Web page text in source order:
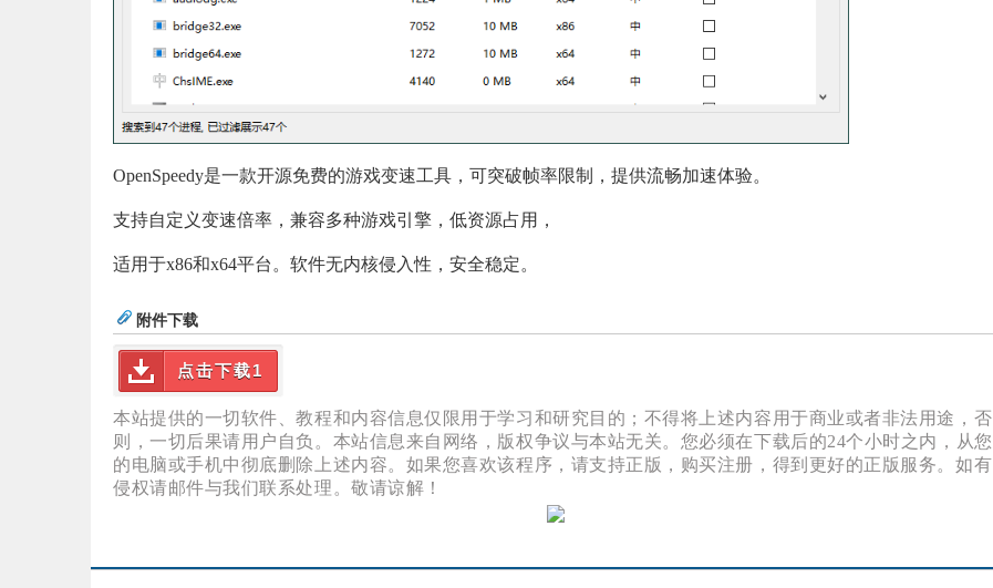
OpenSpeedy是一款开源免费的游戏变速工具，可突破帧率限制，提供流畅加速体验。
支持自定义变速倍率，兼容多种游戏引擎，低资源占用，
适用于x86和x64平台。软件无内核侵入性，安全稳定。
附件下载
点击下载1
本站提供的一切软件、教程和内容信息仅限用于学习和研究目的；不得将上述内容用于商业或者非法用途，否
则，一切后果请用户自负。本站信息来自网络，版权争议与本站无关。您必须在下载后的24个小时之内，从您
的电脑或手机中彻底删除上述内容。如果您喜欢该程序，请支持正版，购买注册，得到更好的正版服务。如有
侵权请邮件与我们联系处理。敬请谅解！